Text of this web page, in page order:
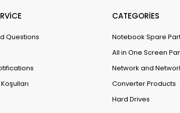
Questions
CATEGORİES
Notebook Spare
All in One Screen
Network and
Converter Products
Hard Drives